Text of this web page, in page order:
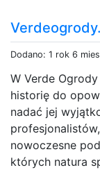
Dodano: 1 rok 6
W Verde
historię do
nadać jej
nowoczesne
których natura